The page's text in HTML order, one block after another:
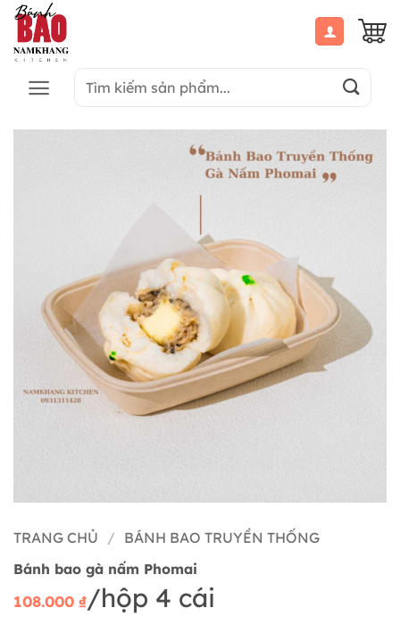
Bỏ
qua
nội
dung
kiếm:
TRANG CHỦ / BÁNH BAO TRUYỀN THỐNG
Bánh bao gà nấm Phomai
108.000 ₫/hộp 4 cái